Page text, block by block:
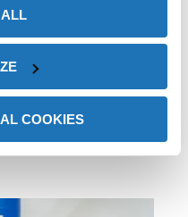
COOKIES
a base de agua, con
y ligeramente
inhibición de